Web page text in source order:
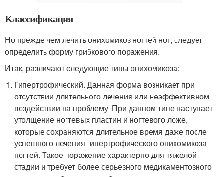
Классификация
Но прежде чем лечить онихомикоз ногтей ног, следует
определить форму грибкового поражения.
Итак, различают следующие типы онихомикоза:
Гипертрофический. Данная форма возникает при
отсутствии длительного лечения или неэффективном
воздействии на проблему. При данном типе наступает
утолщение ногтевых пластин и ногтевого ложе,
которые сохраняются длительное время даже после
успешного лечения гипертрофического онихомикоза
ногтей. Такое поражение характерно для тяжелой
стадии и требует более серьезного медикаментозного